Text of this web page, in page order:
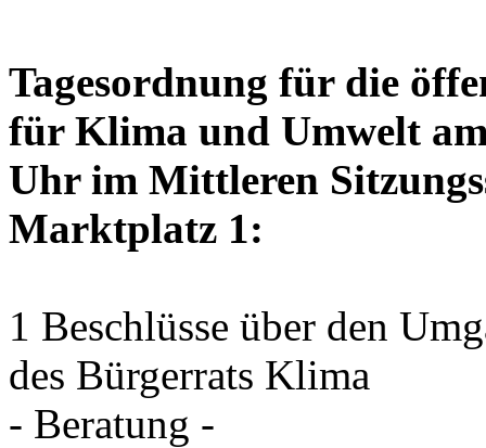
Tagesordnung für die
für Klima und Umwelt
Uhr im Mittleren
Marktplatz 1:
1 Beschlüsse über den
des Bürgerrats Klima
- Beratung -